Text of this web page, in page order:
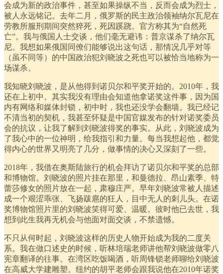
会成为新的政治事件，甚至如果操纵不当，反而会成为烈士，
被人永远铭记。去年二月，俄罗斯的民主政治领袖纳尔瓦尼在
劳教所服刑期间突然猝死，死因蹊跷。官方称其为“自然死
亡”。我与俄国人士交谈，他们毫无避讳：普京谋杀了纳尔瓦
尼。我想如果俄国同僚们能够说出这句话，那情况几乎对等
（虽不同等）的中国政治犯刘晓波之死也可以被恰当地称为一
场谋杀。
我知晓刘晓波，是从他得到诺贝尔和平奖开始的。2010年，我
还在上初中。其实我没有理由会知道他拿诺奖这件事，因为国
内有网络和媒体封锁，初中时，我也还没学会翻墙。我已经记
不清当初的契机，我甚至怀疑是中国官媒发布的针对诺奖委员
会的抗议，让我了解到刘晓波得奖的事实。从此，刘晓波成为
了我心中的一位神明，给我指引和力量。每当我想起他，都觉
得内心的世界又明亮了几分，做事情的决心又深刻了一些。
2018年，我借在奥斯陆旅行的机会拜访了诺贝尔和平奖的总部
和博物馆。刘晓波的照片挂在那里，和曼德拉、昂山素季、特
蕾莎修女的照片放在一起，肃穆庄严。早年刘晓波常被人描述
成一个艰涩乖张、飞扬跋扈的狂人，目中无人的刺儿头。在诺
奖博物馆照片里的刘晓波笑得可爱、温暖。彼时他已去世，我
想到此生我再无机会与他面对面交谈，不禁遗憾。
不只从何时起，刘晓波这样的历史人物开始成为我的二度关
系。我在做口述史的时候，听林培瑞老师讲他帮刘晓波做零八
宪章翻译的往事。在湾区吃饭喝酒，听周锋锁老师聊给刘晓波
在高威大学建雕塑。纽约的胡平老师会跟我说他在2010年诺奖